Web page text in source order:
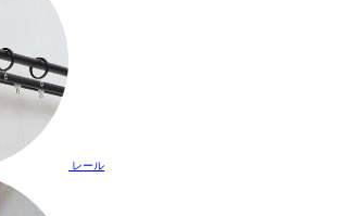
レール